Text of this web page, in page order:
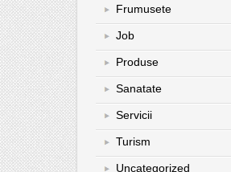
Frumusete
Job
Produse
Sanatate
Servicii
Turism
Uncategorized